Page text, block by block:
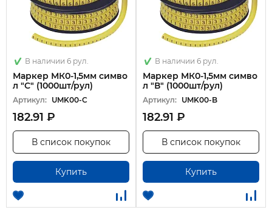
В наличии 6 рул.
Маркер МК0-1,5мм симво
л "С" (1000шт/рул)
Артикул: UMK00-C
182.91 ₽
Купить
В список покупок
В наличии 6 рул.
Маркер МК0-1,5мм симво
л "В" (1000шт/рул)
Артикул: UMK00-B
182.91 ₽
Купить
В список покупок